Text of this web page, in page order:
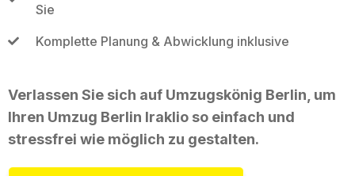
Sie
Komplette Planung & Abwicklung inklusive
Verlassen Sie sich auf Umzugskönig Berlin, um
Ihren Umzug Berlin Iraklio so einfach und
stressfrei wie möglich zu gestalten.